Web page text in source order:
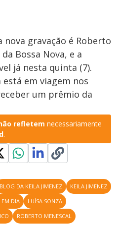
gravação é Roberto
Bossa Nova, e a
já nesta quinta (7).
em viagem nos
um prêmio da
refletem necessariamente
.
BLOG DA KEILA JIMENEZ
KEILA JIMENEZ
EM DIA
LUÍSA SONZA
ROBERTO MENESCAL